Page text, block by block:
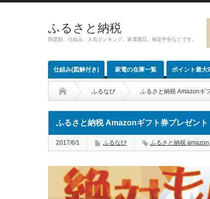
ふるさと納税
限度額、仕組み、人気ランキング、家電製品、確定申告などです。
仕組み(図解付き) 家電の在庫一覧 ポイント最大
ふるなび ふるさと納税 Amazonギ
ふるさと納税 Amazonギフト券プレゼント
2017/6/1 ふるなび ふるさと納税 amazon,